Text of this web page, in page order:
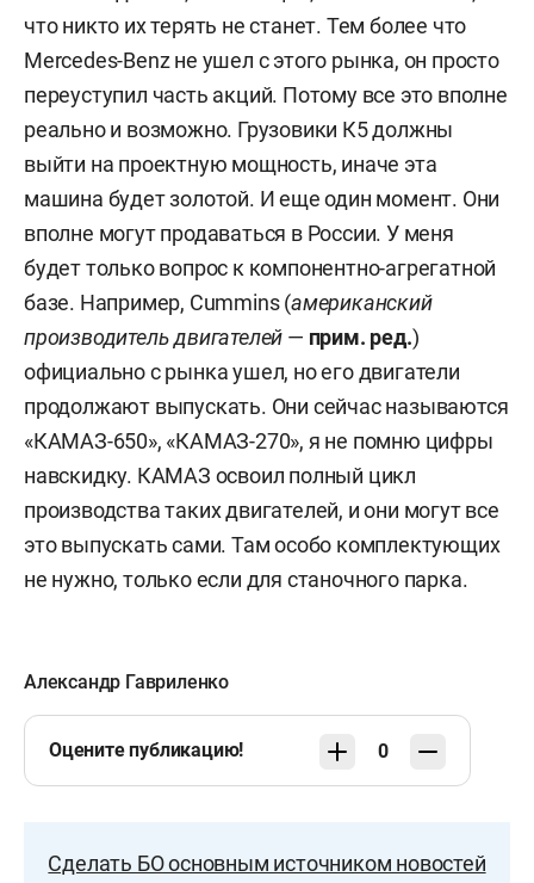
что никто их терять не станет. Тем более что
Mercedes-Benz не ушел с этого рынка, он просто
переуступил часть акций. Потому все это вполне
реально и возможно. Грузовики К5 должны
выйти на проектную мощность, иначе эта
машина будет золотой. И еще один момент. Они
вполне могут продаваться в России. У меня
будет только вопрос к компонентно-агрегатной
базе. Например, Cummins (американский
производитель двигателей — прим. ред.)
официально с рынка ушел, но его двигатели
продолжают выпускать. Они сейчас называются
«КАМАЗ-650», «КАМАЗ-270», я не помню цифры
навскидку. КАМАЗ освоил полный цикл
производства таких двигателей, и они могут все
это выпускать сами. Там особо комплектующих
не нужно, только если для станочного парка.
Александр Гавриленко
Оцените публикацию! 0
Сделать БО основным источником новостей